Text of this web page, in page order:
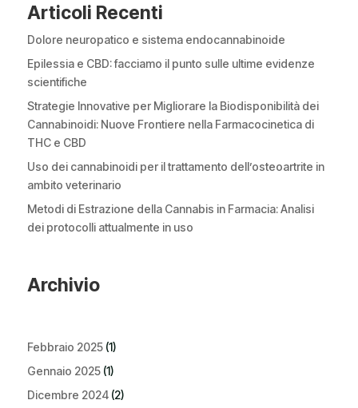
Articoli Recenti
Dolore neuropatico e sistema endocannabinoide
Epilessia e CBD: facciamo il punto sulle ultime evidenze
scientifiche
Strategie Innovative per Migliorare la Biodisponibilità dei
Cannabinoidi: Nuove Frontiere nella Farmacocinetica di
THC e CBD
Uso dei cannabinoidi per il trattamento dell’osteoartrite in
ambito veterinario
Metodi di Estrazione della Cannabis in Farmacia: Analisi
dei protocolli attualmente in uso
Archivio
Febbraio 2025(1)
Gennaio 2025(1)
Dicembre 2024(2)